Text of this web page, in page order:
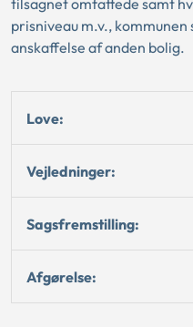
tilsagnet omfattede samt
prisniveau m.v.,
anskaffelse af anden bolig.
Love:
Vejledninger:
Sagsfremstilling:
Afgørelse: